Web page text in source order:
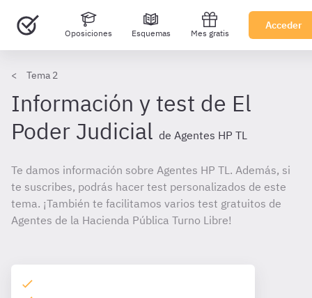
Oposiciones Esquemas Mes gratis
Acceder
Tema 2
Información y test de El
Poder Judicial de Agentes HP TL
Te damos información sobre Agentes HP TL. Además, si
te suscribes, podrás hacer test personalizados de este
tema. ¡También te facilitamos varios test gratuitos de
Agentes de la Hacienda Pública Turno Libre!